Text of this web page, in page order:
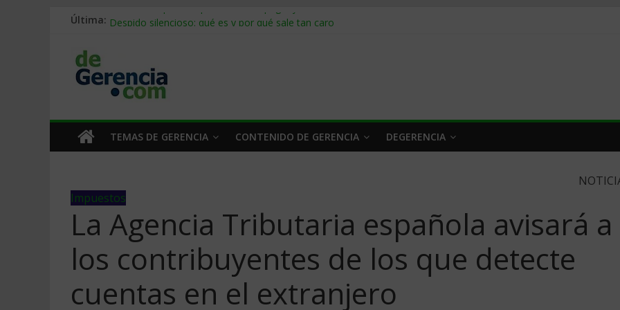
Última: Stablecoins para empresas: cómo pagar y cobrar en 2026
Trabajo forzoso en la cadena de suministro: qué hacer
Mercado hispano de EE. UU.: cómo segmentarlo y venderle
TEMAS DE GERENCIA CONTENIDO DE GERENCIA DEGERENCIA
Impuestos
La Agencia Tributaria española avisará a
los contribuyentes de los que detecte
cuentas en el extranjero